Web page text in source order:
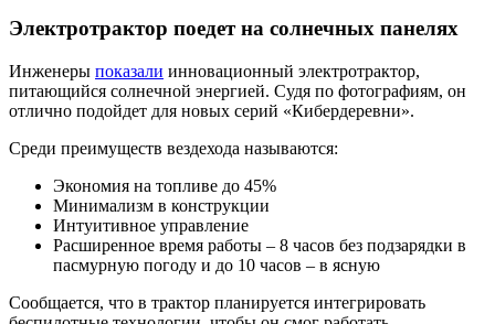
Электротрактор поедет на солнечных панелях
Инженеры показали инновационный электротрактор,
питающийся солнечной энергией. Судя по фотографиям, он
отлично подойдет для новых серий «Кибердеревни».
Среди преимуществ вездехода называются:
Экономия на топливе до 45%
Минимализм в конструкции
Интуитивное управление
Расширенное время работы – 8 часов без подзарядки в
пасмурную погоду и до 10 часов – в ясную
Сообщается, что в трактор планируется интегрировать